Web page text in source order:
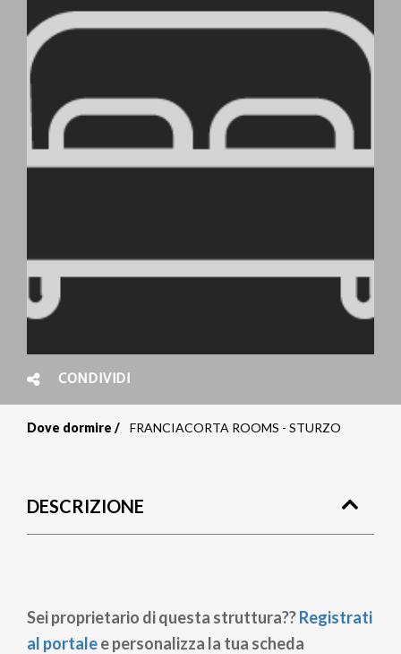
CONDIVIDI
pane
Dove dormire FRANCIACORTA ROOMS - STURZO
DESCRIZIONE
Sei proprietario di questa struttura??Registrati
al portalee personalizza la tua scheda